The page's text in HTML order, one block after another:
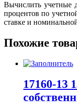
Вычислить учетные
процентов по
ставке и
Похожие
17160-13